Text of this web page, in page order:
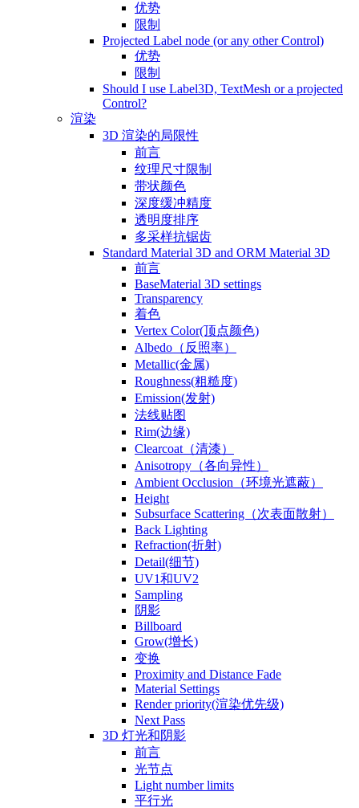
优势
限制
Projected Label node (or any other Control)
优势
限制
Should I use Label3D, TextMesh or a projected
Control?
渲染
3D 渲染的局限性
前言
纹理尺寸限制
带状颜色
深度缓冲精度
透明度排序
多采样抗锯齿
Standard Material 3D and ORM Material 3D
前言
BaseMaterial 3D settings
Transparency
着色
Vertex Color(顶点颜色)
Albedo（反照率）
Metallic(金属)
Roughness(粗糙度)
Emission(发射)
法线贴图
Rim(边缘)
Clearcoat（清漆）
Anisotropy（各向异性）
Ambient Occlusion（环境光遮蔽）
Height
Subsurface Scattering（次表面散射）
Back Lighting
Refraction(折射)
Detail(细节)
UV1和UV2
Sampling
阴影
Billboard
Grow(增长)
变换
Proximity and Distance Fade
Material Settings
Render priority(渲染优先级)
Next Pass
3D 灯光和阴影
前言
光节点
Light number limits
平行光